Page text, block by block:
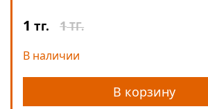
1 тг. 1ТГ.
В корзину
В наличии